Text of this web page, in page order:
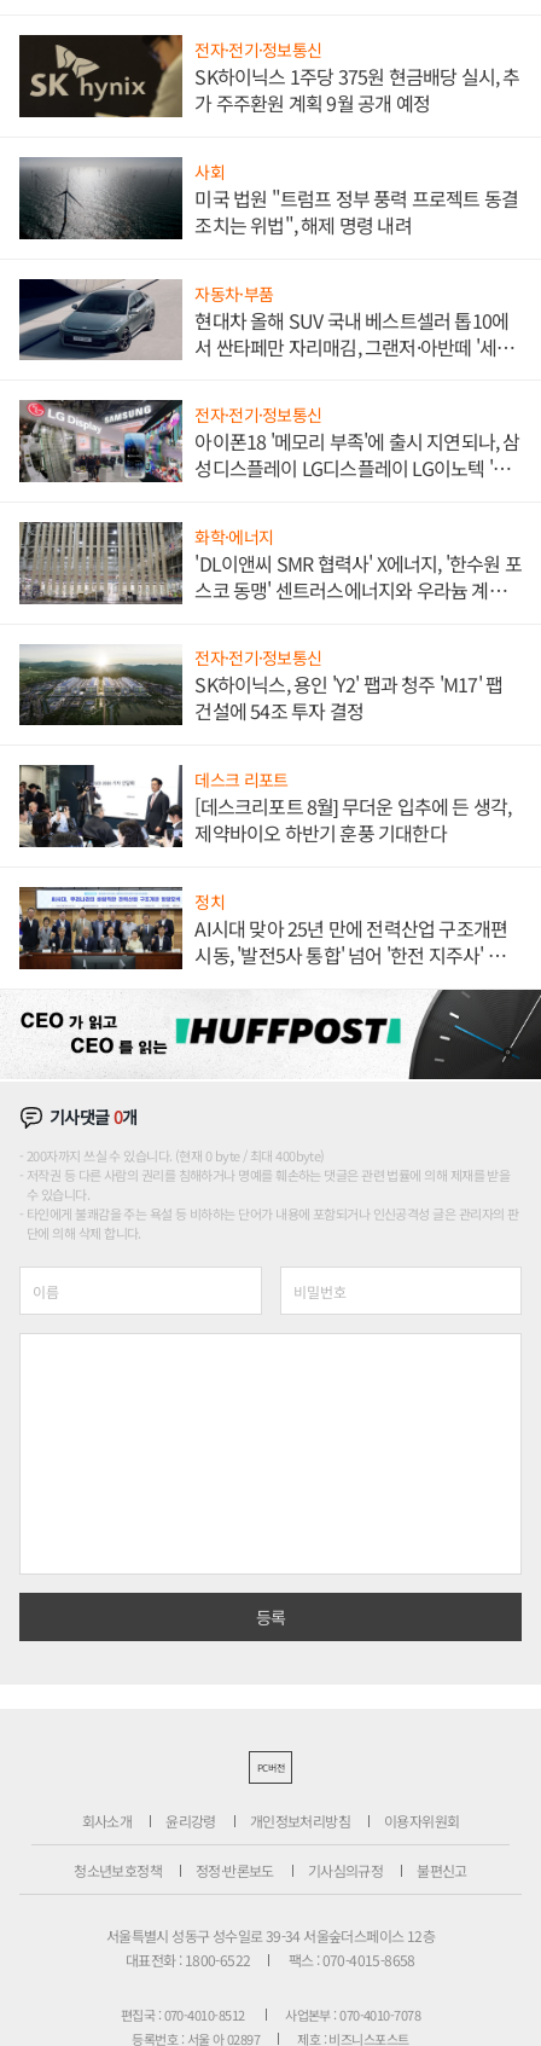
전자·전기·정보통신
SK하이닉스 1주당 375원 현금배당 실시, 추
가 주주환원 계획 9월 공개 예정
사회
미국 법원 "트럼프 정부 풍력 프로젝트 동결
조치는 위법", 해제 명령 내려
자동차·부품
현대차 올해 SUV 국내 베스트셀러 톱10에
서 싼타페만 자리매김, 그랜저·아반떼 '세단
전자·전기·정보통신
아이폰18 '메모리 부족'에 출시 지연되나, 삼
성디스플레이 LG디스플레이 LG이노텍 '탈
화학·에너지
'DL이앤씨 SMR 협력사' X에너지, '한수원 포
스코 동맹' 센트러스에너지와 우라늄 계약
전자·전기·정보통신
SK하이닉스, 용인 'Y2' 팹과 청주 'M17' 팹
건설에 54조 투자 결정
데스크 리포트
[데스크리포트 8월] 무더운 입추에 든 생각,
제약바이오 하반기 훈풍 기대한다
정치
AI시대 맞아 25년 만에 전력산업 구조개편
시동, '발전5사 통합' 넘어 '한전 지주사' 재편
기사댓글0개
200자까지 쓰실 수 있습니다. (현재 0 byte / 최대 400byte)
저작권 등 다른 사람의 권리를 침해하거나 명예를 훼손하는 댓글은 관련 법률에 의해 제재를 받을
수 있습니다.
타인에게 불쾌감을 주는 욕설 등 비하하는 단어가 내용에 포함되거나 인신공격성 글은 관리자의 판
단에 의해 삭제 합니다.
PC버전
회사소개 윤리강령 개인정보처리방침 이용자위원회
청소년보호정책 정정·반론보도 기사심의규정 불편신고
서울특별시 성동구 성수일로 39-34 서울숲더스페이스 12층
대표전화 : 1800-6522
팩스 : 070-4015-8658
편집국 : 070-4010-8512
사업본부 : 070-4010-7078
등록번호 : 서울 아 02897
제호 : 비즈니스포스트